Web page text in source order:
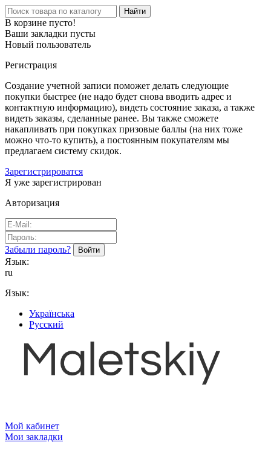
Найти
В корзине пусто!
Ваши закладки пусты
Новый пользователь
Регистрация
Создание учетной записи поможет делать следующие
покупки быстрее (не надо будет снова вводить адрес и
контактную информацию), видеть состояние заказа, а также
видеть заказы, сделанные ранее. Вы также сможете
накапливать при покупках призовые баллы (на них тоже
можно что-то купить), а постоянным покупателям мы
предлагаем систему скидок.
Зарегистрироватся
Я уже зарегистрирован
Авторизация
Забыли пароль?
Язык:
ru
Язык:
Українська
Русский
Мой кабинет
Мои закладки